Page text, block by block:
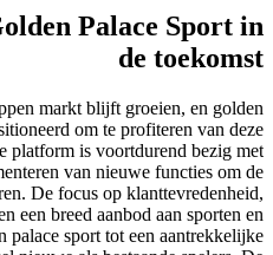
Palace Sport in
de toekomst
markt blijft groeien, en golden
om te profiteren van deze
platform is voortdurend bezig met
van nieuwe functies om de
De focus op klanttevredenheid,
een breed aanbod aan sporten en
palace sport tot een aantrekkelijke